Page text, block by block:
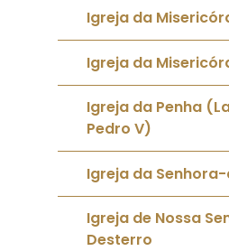
Ver Igreja
Igreja da
Ver Igreja
Igreja da
Ver Igreja
Igreja da Penha
Pedro V)
Ver Igreja
Igreja da
Ver Igreja
Igreja de Nossa
Desterro